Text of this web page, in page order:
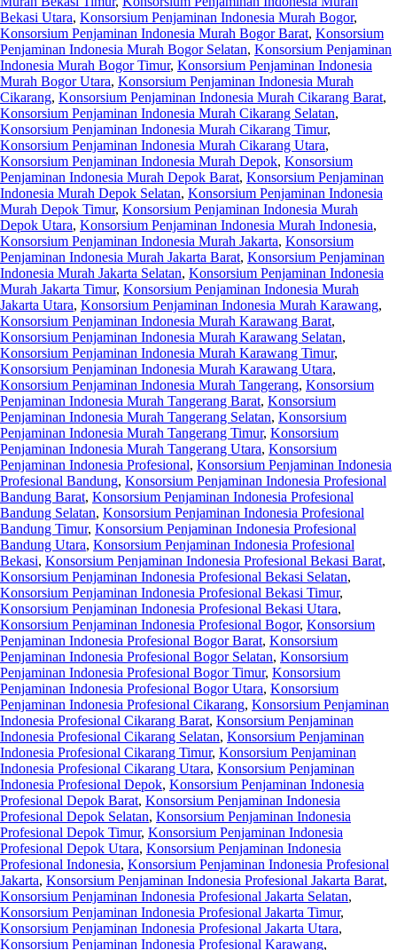
Bekasi Utara, Konsorsium Penjaminan Indonesia Murah Bogor,
Konsorsium Penjaminan Indonesia Murah Bogor Barat, Konsorsium
Penjaminan Indonesia Murah Bogor Selatan, Konsorsium Penjaminan
Indonesia Murah Bogor Timur, Konsorsium Penjaminan Indonesia
Murah Bogor Utara, Konsorsium Penjaminan Indonesia Murah
Cikarang, Konsorsium Penjaminan Indonesia Murah Cikarang Barat,
Konsorsium Penjaminan Indonesia Murah Cikarang Selatan,
Konsorsium Penjaminan Indonesia Murah Cikarang Timur,
Konsorsium Penjaminan Indonesia Murah Cikarang Utara,
Konsorsium Penjaminan Indonesia Murah Depok, Konsorsium
Penjaminan Indonesia Murah Depok Barat, Konsorsium Penjaminan
Indonesia Murah Depok Selatan, Konsorsium Penjaminan Indonesia
Murah Depok Timur, Konsorsium Penjaminan Indonesia Murah
Depok Utara, Konsorsium Penjaminan Indonesia Murah Indonesia,
Konsorsium Penjaminan Indonesia Murah Jakarta, Konsorsium
Penjaminan Indonesia Murah Jakarta Barat, Konsorsium Penjaminan
Indonesia Murah Jakarta Selatan, Konsorsium Penjaminan Indonesia
Murah Jakarta Timur, Konsorsium Penjaminan Indonesia Murah
Jakarta Utara, Konsorsium Penjaminan Indonesia Murah Karawang,
Konsorsium Penjaminan Indonesia Murah Karawang Barat,
Konsorsium Penjaminan Indonesia Murah Karawang Selatan,
Konsorsium Penjaminan Indonesia Murah Karawang Timur,
Konsorsium Penjaminan Indonesia Murah Karawang Utara,
Konsorsium Penjaminan Indonesia Murah Tangerang, Konsorsium
Penjaminan Indonesia Murah Tangerang Barat, Konsorsium
Penjaminan Indonesia Murah Tangerang Selatan, Konsorsium
Penjaminan Indonesia Murah Tangerang Timur, Konsorsium
Penjaminan Indonesia Murah Tangerang Utara, Konsorsium
Penjaminan Indonesia Profesional, Konsorsium Penjaminan Indonesia
Profesional Bandung, Konsorsium Penjaminan Indonesia Profesional
Bandung Barat, Konsorsium Penjaminan Indonesia Profesional
Bandung Selatan, Konsorsium Penjaminan Indonesia Profesional
Bandung Timur, Konsorsium Penjaminan Indonesia Profesional
Bandung Utara, Konsorsium Penjaminan Indonesia Profesional
Bekasi, Konsorsium Penjaminan Indonesia Profesional Bekasi Barat,
Konsorsium Penjaminan Indonesia Profesional Bekasi Selatan,
Konsorsium Penjaminan Indonesia Profesional Bekasi Timur,
Konsorsium Penjaminan Indonesia Profesional Bekasi Utara,
Konsorsium Penjaminan Indonesia Profesional Bogor, Konsorsium
Penjaminan Indonesia Profesional Bogor Barat, Konsorsium
Penjaminan Indonesia Profesional Bogor Selatan, Konsorsium
Penjaminan Indonesia Profesional Bogor Timur, Konsorsium
Penjaminan Indonesia Profesional Bogor Utara, Konsorsium
Penjaminan Indonesia Profesional Cikarang, Konsorsium Penjaminan
Indonesia Profesional Cikarang Barat, Konsorsium Penjaminan
Indonesia Profesional Cikarang Selatan, Konsorsium Penjaminan
Indonesia Profesional Cikarang Timur, Konsorsium Penjaminan
Indonesia Profesional Cikarang Utara, Konsorsium Penjaminan
Indonesia Profesional Depok, Konsorsium Penjaminan Indonesia
Profesional Depok Barat, Konsorsium Penjaminan Indonesia
Profesional Depok Selatan, Konsorsium Penjaminan Indonesia
Profesional Depok Timur, Konsorsium Penjaminan Indonesia
Profesional Depok Utara, Konsorsium Penjaminan Indonesia
Profesional Indonesia, Konsorsium Penjaminan Indonesia Profesional
Jakarta, Konsorsium Penjaminan Indonesia Profesional Jakarta Barat,
Konsorsium Penjaminan Indonesia Profesional Jakarta Selatan,
Konsorsium Penjaminan Indonesia Profesional Jakarta Timur,
Konsorsium Penjaminan Indonesia Profesional Jakarta Utara,
Konsorsium Penjaminan Indonesia Profesional Karawang,